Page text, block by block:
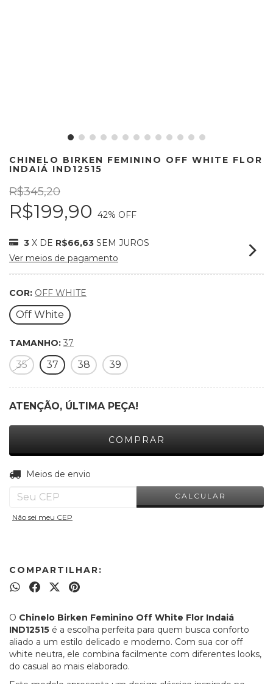
CHINELO BIRKEN FEMININO OFF WHITE FLOR
INDAIÁ IND12515
R$345,20
R$199,90 42% OFF
3 X DE R$66,63 SEM JUROS
Ver meios de pagamento
COR: OFF WHITE
Off White
TAMANHO: 37
35 37 38 39
ATENÇÃO, ÚLTIMA PEÇA!
Entregas para o CEP:
Meios de envio
CALCULAR
Não sei meu CEP
COMPARTILHAR:
O Chinelo Birken Feminino Off White Flor Indaiá
IND12515 é a escolha perfeita para quem busca conforto
aliado a um estilo delicado e moderno. Com sua cor off
white neutra, ele combina facilmente com diferentes looks,
do casual ao mais elaborado.